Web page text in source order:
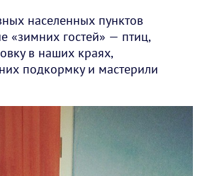
населенных пунктов
«зимних гостей» — птиц,
в наших краях,
подкормку и мастерили